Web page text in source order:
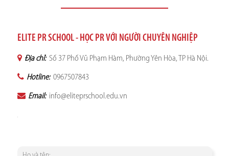
ELITE PR SCHOOL - HỌC PR VỚI NGƯỜI CHUYÊN NGHIỆP
Địa chỉ: Số 37 Phố Vũ Phạm Hàm, Phường Yên Hòa, TP Hà Nội.
Hotline: 0967507843
Email: info@eliteprschool.edu.vn